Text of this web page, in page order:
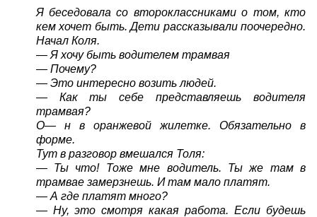
Я беседовала со второклассниками о том, кто
кем хочет быть. Дети рассказывали поочередно.
Начал Коля.
— Я хочу быть водителем трамвая
— Почему?
— Это интересно возить людей.
— Как ты себе представляешь водителя
трамвая?
О— н в оранжевой жилетке. Обязательно в
форме.
Тут в разговор вмешался Толя:
— Ты что! Тоже мне водитель. Ты же там в
трамвае замерзнешь. И там мало платят.
— А где платят много?
— Ну, это смотря какая работа. Если будешь